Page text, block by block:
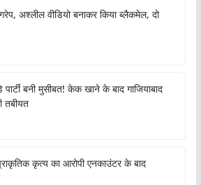
अश्लील वीडियो बनाकर किया ब्लैकमेल, दो
पार्टी बनी मुसीबत! केक खाने के बाद गाजियाबाद
तबीयत
कृत्य का आरोपी एनकाउंटर के बाद